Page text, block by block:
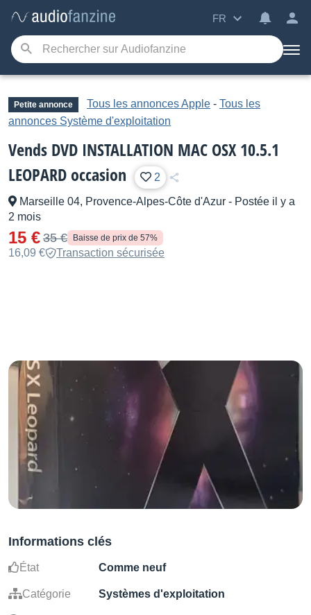
FR
Petite annonce Tous les annonces Apple - Tous les
annonces Système d'exploitation
Vends DVD INSTALLATION MAC OSX 10.5.1
LEOPARD occasion
2
Marseille 04, Provence-Alpes-Côte d'Azur - Postée il y a
2 mois
15 € 35 € Baisse de prix de 57%
16,09 € Transaction sécurisée
Informations clés
État Comme neuf
Catégorie Systèmes d'exploitation